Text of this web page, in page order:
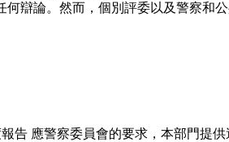
辯論。然而，個別評委以及警察和
告 應警察委員會的要求，本部門提